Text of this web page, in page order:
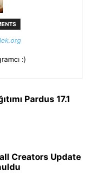
:)
Pardus 17.1
Creators Update